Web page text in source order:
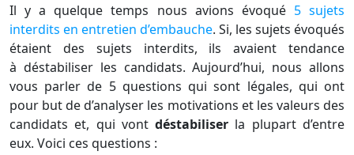
Il y a quelque temps nous avions évoqué 5 sujets
interdits en entretien d’embauche. Si, les sujets évoqués
étaient des sujets interdits, ils avaient tendance
à déstabiliser les candidats. Aujourd’hui, nous allons
vous parler de 5 questions qui sont légales, qui ont
pour but de d’analyser les motivations et les valeurs des
candidats et, qui vontdéstabiliser la plupart d’entre
eux. Voici ces questions :